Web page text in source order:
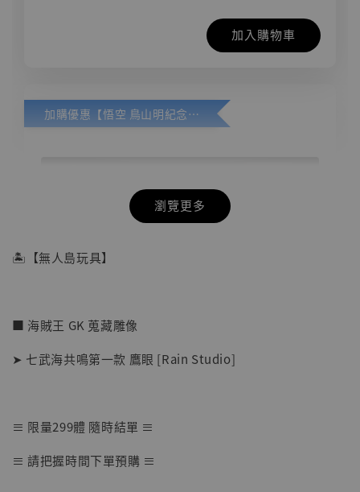
加入購物車
加購優惠【悟空 鳥山明紀念款 [奇蹟工作室]】
【店內現貨】七龍珠 系列蒐藏雕像 悟空 鳥山
瀏覽更多
🏝【無人島玩具】
■ 海賊王 GK 蒐藏雕像
➤ 七武海共鳴第一款 鷹眼 [Rain Studio]
≡ 限量299體 隨時結單 ≡
≡ 請把握時間下單預購 ≡